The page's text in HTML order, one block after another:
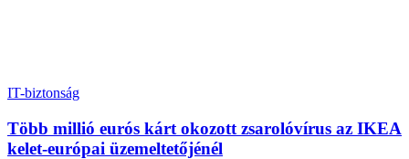
IT-biztonság
Több millió eurós kárt okozott zsarolóvírus az IKEA
kelet-európai üzemeltetőjénél